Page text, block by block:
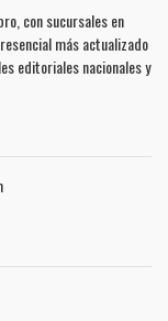
con sucursales en
más actualizado
editoriales nacionales y